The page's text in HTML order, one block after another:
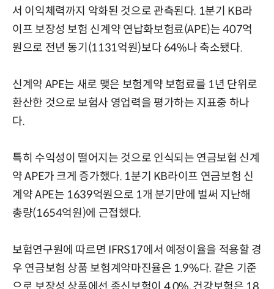
서 이익체력까지 악화된 것으로 관측된다. 1분기 KB라
이프 보장성 보험 신계약 연납화보험료(APE)는 407억
원으로 전년 동기(1131억원)보다 64%나 축소됐다.
신계약 APE는 새로 맺은 보험계약 보험료를 1년 단위로
환산한 것으로 보험사 영업력을 평가하는 지표중 하나
다.
특히 수익성이 떨어지는 것으로 인식되는 연금보험 신계
약 APE가 크게 증가했다. 1분기 KB라이프 연금보험 신
계약 APE는 1639억원으로 1개 분기만에 벌써 지난해
총량(1654억원)에 근접했다.
보험연구원에 따르면 IFRS17에서 예정이율을 적용할 경
우 연금보험 상품 보험계약마진율은 1.9%다. 같은 기준